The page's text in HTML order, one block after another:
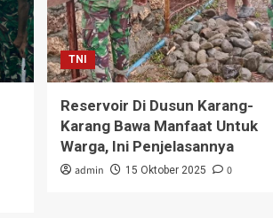
TNI
Reservoir Di Dusun Karang-
Karang Bawa Manfaat Untuk
Warga, Ini Penjelasannya
admin 15 Oktober 2025 0